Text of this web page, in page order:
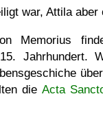
war, Attila aber
Memorius
Jahrhundert.
über
die Acta